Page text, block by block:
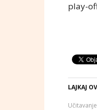
play-
LAJKAJ